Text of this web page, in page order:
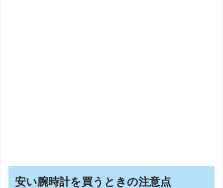
安い腕時計を買うときの注意点